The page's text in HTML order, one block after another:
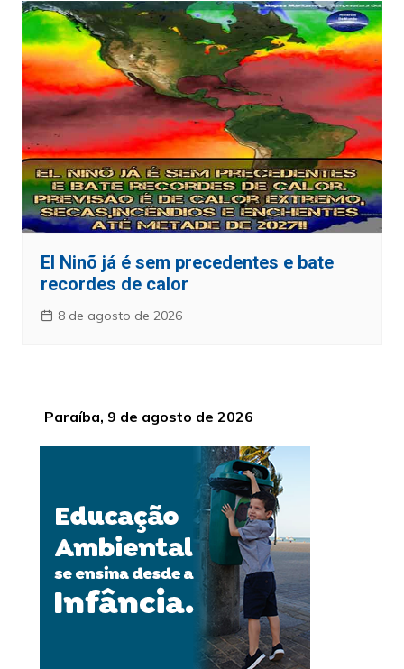
El Ninõ já é sem precedentes e bate
recordes de calor
8 de agosto de 2026
Paraíba, 9 de agosto de 2026